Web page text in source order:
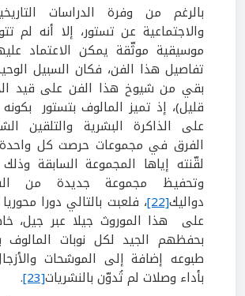
بالرغم من وفرة الدراسات
والاجتماعية عن تستور، إلا أنه لم
موسيقية موثّقة يمكن الاعتماد
تفاصيل هذا الفن، فكان السبيل
بقي من شيوخ هذا الفن على قيد
قليل)، إذ تميز المالوف بتستور بكونه
على الذاكرة البشرية والتلقين
الفرق في مجموعات حرصت كل
لقّنته إياها المجموعة السابقة
وتحفيظ مجموعة جديدة من
دواليك[22]، فلعبت بالتالي دورا
على هذا الموروث جيلا عبر جيل،
بحفظهم الجيد لكل نوبات المالوف
طبوعه إضافة إلى الموشحات
بأداء وصلات لم تُدوّن بالنشريات[23]
.